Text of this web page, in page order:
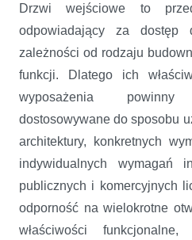
Drzwi wejściowe to
odpowiadający za
zależności od rodzaju
funkcji. Dlatego ich
wyposażenia
dostosowywane do sposobu
architektury, konkretnych
indywidualnych wymagań
publicznych i komercyjnych
odporność na wielokrotne
właściwości